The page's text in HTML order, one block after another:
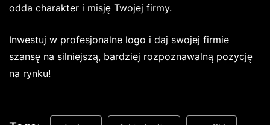
odda charakter i misję Twojej firmy.
Inwestuj w profesjonalne logo i daj swojej firmie
szansę na silniejszą, bardziej rozpoznawalną pozycję
na rynku!